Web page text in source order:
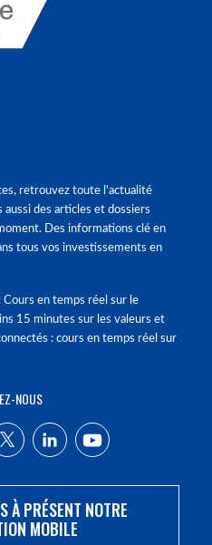
retrouvez toute l'actualité
aussi des articles et dossiers
Des informations clé en
tous vos investissements en
Cours en temps réel sur le
15 minutes sur les valeurs et
: cours en temps réel sur
NOUS
À PRÉSENT NOTRE
MOBILE